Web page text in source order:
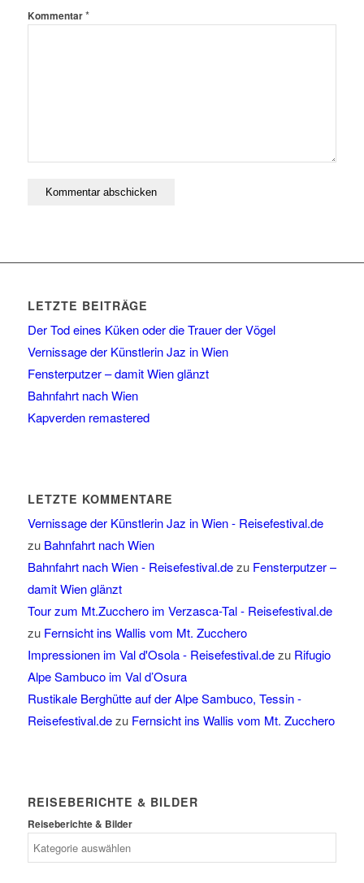
Kommentar*
LETZTE BEITRÄGE
Der Tod eines Küken oder die Trauer der Vögel
Vernissage der Künstlerin Jaz in Wien
Fensterputzer – damit Wien glänzt
Bahnfahrt nach Wien
Kapverden remastered
LETZTE KOMMENTARE
Vernissage der Künstlerin Jaz in Wien - Reisefestival.de
zu Bahnfahrt nach Wien
Bahnfahrt nach Wien - Reisefestival.dezu Fensterputzer –
damit Wien glänzt
Tour zum Mt.Zucchero im Verzasca-Tal - Reisefestival.de
zu Fernsicht ins Wallis vom Mt. Zucchero
Impressionen im Val d'Osola - Reisefestival.dezu Rifugio
Alpe Sambuco im Val d’Osura
Rustikale Berghütte auf der Alpe Sambuco, Tessin -
Reisefestival.dezu Fernsicht ins Wallis vom Mt. Zucchero
REISEBERICHTE & BILDER
Reiseberichte & Bilder